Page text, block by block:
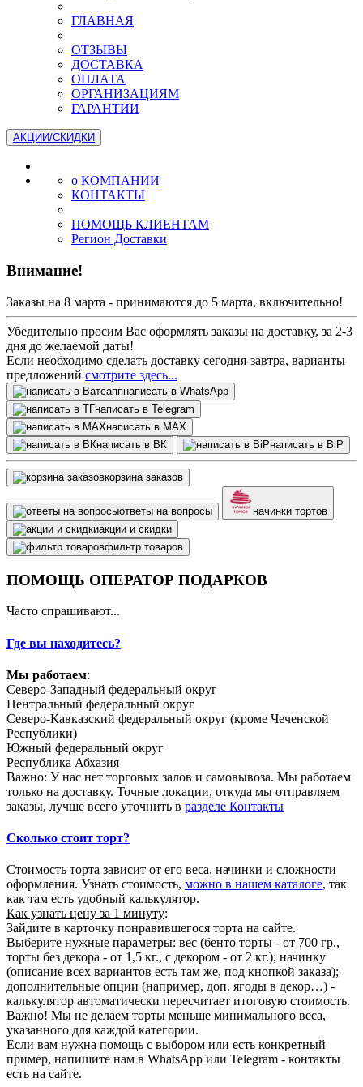
ГЛАВНАЯ
ОТЗЫВЫ
ДОСТАВКА
ОПЛАТА
ОРГАНИЗАЦИЯМ
ГАРАНТИИ
АКЦИИ/СКИДКИ
о КОМПАНИИ
КОНТАКТЫ
ПОМОЩЬ КЛИЕНТАМ
Регион Доставки
Внимание!
Заказы на 8 марта - принимаются до 5 марта, включительно!
Убедительно просим Вас оформлять заказы на доставку, за 2-3
дня до желаемой даты!
Если необходимо сделать доставку сегодня-завтра, варианты
предложений смотрите здесь...
написать в WhatsApp
написать в Telegram
написать в МАХ
написать в ВК
написать в BiP
корзина заказов
ответы на вопросы
начинки тортов
акции и скидки
фильтр товаров
ПОМОЩЬ ОПЕРАТОР ПОДАРКОВ
Часто спрашивают...
Где вы находитесь?
Мы работаем:
Северо-Западный федеральный округ
Центральный федеральный округ
Северо-Кавказский федеральный округ (кроме Чеченской
Республики)
Южный федеральный округ
Республика Абхазия
Важно: У нас нет торговых залов и самовывоза. Мы работаем
только на доставку. Точные локации, откуда мы отправляем
заказы, лучше всего уточнить в разделе Контакты
Сколько стоит торт?
Стоимость торта зависит от его веса, начинки и сложности
оформления. Узнать стоимость, можно в нашем каталоге, так
как там есть удобный калькулятор.
Как узнать цену за 1 минуту:
Зайдите в карточку понравившегося торта на сайте.
Выберите нужные параметры: вес (бенто торты - от 700 гр.,
торты без декора - от 1,5 кг., с декором - от 2 кг.); начинку
(описание всех вариантов есть там же, под кнопкой заказа);
дополнительные опции (например, доп. ягоды в декор…) -
калькулятор автоматически пересчитает итоговую стоимость.
Важно! Мы не делаем торты меньше минимального веса,
указанного для каждой категории.
Если вам нужна помощь с выбором или есть конкретный
пример, напишите нам в WhatsApp или Telegram - контакты
есть на сайте.